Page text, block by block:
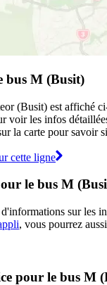
bus M (Busit)
(Busit) est affiché
voir les infos
la carte pour savoir
cette ligne
le bus M
sur les
, vous pourrez
pour le bus M